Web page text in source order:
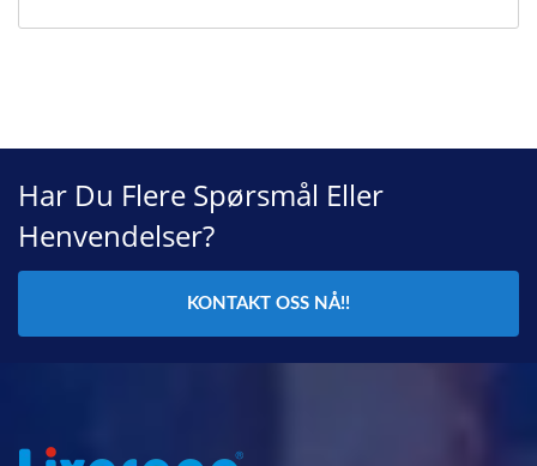
Har Du Flere Spørsmål Eller
Henvendelser?
KONTAKT OSS NÅ!!